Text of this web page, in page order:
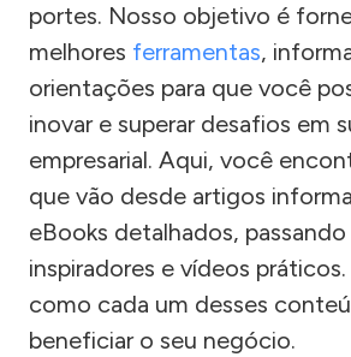
portes. Nosso objetivo é
melhores ferramentas,
orientações para que você
inovar e superar desafios em
empresarial. Aqui, você
que vão desde artigos
eBooks detalhados,
inspiradores e vídeos
como cada um desses
beneficiar o seu negócio.